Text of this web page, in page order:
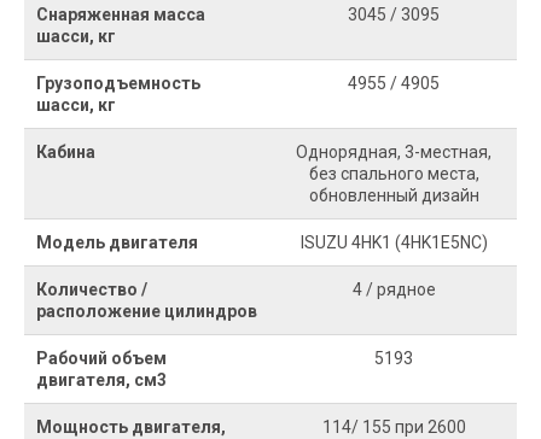
Снаряженная масса
шасси, кг
3045 / 3095
Грузоподъемность
шасси, кг
4955 / 4905
Кабина
Однорядная, 3-местная,
без спального места,
обновленный дизайн
Модель двигателя ISUZU 4HK1 (4HK1E5NC)
Количество /
расположение цилиндров
4 / рядное
Рабочий объем
двигателя, см3
5193
Мощность двигателя,
114/ 155 при 2600